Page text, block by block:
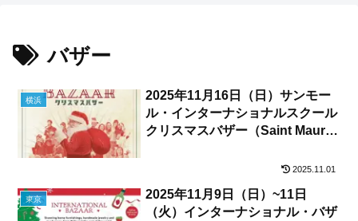
バザー
横浜
2025年11月16日（日）サンモー
ル・インターナショナルスクール
クリスマスバザー（Saint Maur
2025.11.01
東京
2025年11月9日（日）~11日
（火）インターナショナル・バザ